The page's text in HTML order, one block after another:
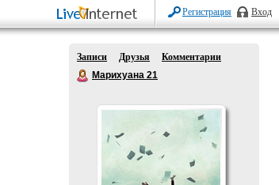
Регистрация Вход
Записи Друзья
Комментарии
Марихуана 21